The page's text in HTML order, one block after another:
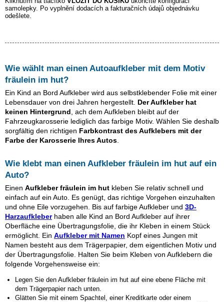
samolepky. Po vyplnění dodacích a fakturačních údajů objednávku
odešlete.
Wie wählt man einen Autoaufkleber mit dem Motiv
fräulein im hut?
Ein Kind an Bord Aufkleber wird aus selbstklebender Folie mit einer
Lebensdauer von drei Jahren hergestellt. Der Aufkleber hat
keinen Hintergrund , ach dem Aufkleben bleibt auf der
Fahrzeugkarosserie lediglich das farbige Motiv. Wählen Sie deshalb
sorgfältig den richtigen Farbkontrast des Aufklebers mit der
Farbe der Karosserie Ihres Autos
Wie klebt man einen Aufkleber fräulein im hut auf ein
Auto?
Einen Aufkleberfräulein im hut kleben Sie relativ schnell und
einfach auf ein Auto. Es genügt, das richtige Vorgehen einzuhalten
und ohne Eile vorzugehen. Bis auf farbige Aufkleber und 3D-
Harzaufkleberhaben alle Kind an Bord Aufkleber auf ihrer
Oberfläche eine Übertragungsfolie, die ihr Kleben in einem Stück
ermöglicht. Ein Aufkleber mit Namen Kopf eines Jungen mit
Namen besteht aus dem Trägerpapier, dem eigentlichen Motiv und
der Übertragungsfolie. Halten Sie beim Kleben von Aufklebern die
folgende Vorgehensweise ein:
Legen Sie den Aufkleber fräulein im hut auf eine ebene Fläche mit
dem Trägerpapier nach unten.
Glätten Sie mit einem Spachtel, einer Kreditkarte oder einem